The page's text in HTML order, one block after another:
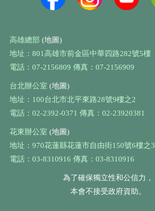
高雄總部 (地圖)
地址：801高雄市前金區中華四路282號5樓
電話：07-2156809 傳真：07-2156909
台北辦公室 (地圖)
地址：100台北市北平東路28號9樓之2
電話：02-2392-0371 傳真：02-23920381
花東辦公室 (地圖)
地址：970花蓮縣花蓮市自由街150號6樓之3
電話：03-8310916 傳真：03-8310916
為了確保獨立性和公信力，
本會不接受政府資助。